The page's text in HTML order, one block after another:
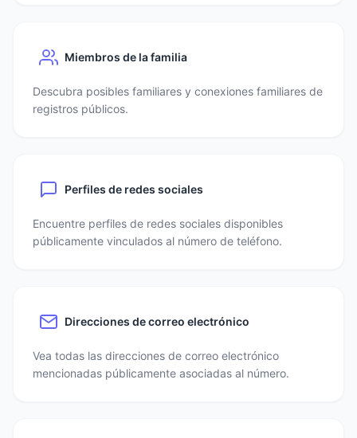
Miembros de la familia
Descubra posibles familiares y conexiones familiares de
registros públicos.
Perfiles de redes sociales
Encuentre perfiles de redes sociales disponibles
públicamente vinculados al número de teléfono.
Direcciones de correo electrónico
Vea todas las direcciones de correo electrónico
mencionadas públicamente asociadas al número.